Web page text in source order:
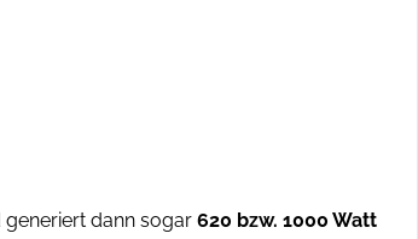
generiert dann sogar620 bzw. 1000 Watt